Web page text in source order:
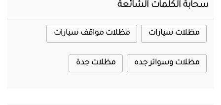
سحابة الكلمات الشائعة
مظلات سيارات مظلات مواقف سيارات
مظلات وسواتر جده مظلات جدة